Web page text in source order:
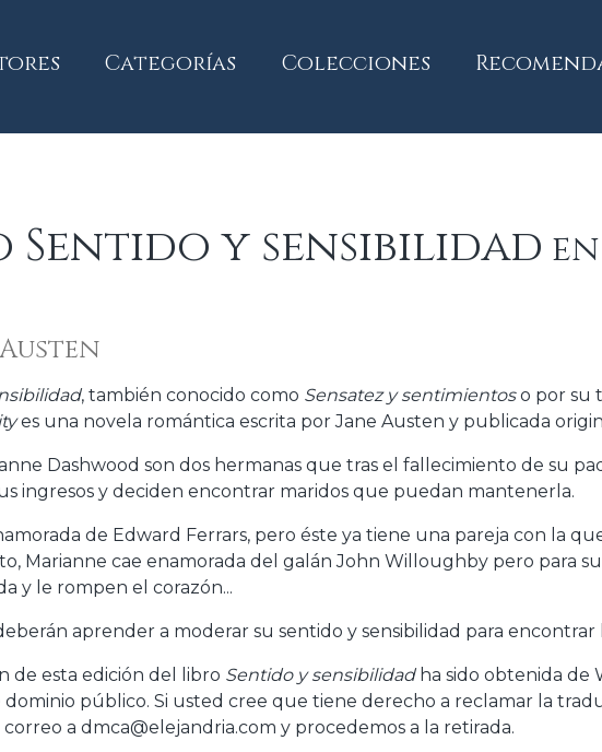
Categorías Colecciones
Sentido y sensibilidad en
, también conocido como Sensatez y sentimientoso por su
es una novela romántica escrita por Jane Austen y publicada
Dashwood son dos hermanas que tras el fallecimiento de su
ingresos y deciden encontrar maridos que puedan mantenerla.
de Edward Ferrars, pero éste ya tiene una pareja con la
Marianne cae enamorada del galán John Willoughby pero para
y le rompen el corazón...
aprender a moderar su sentido y sensibilidad para encontrar
de esta edición del libro Sentido y sensibilidadha sido obtenida de
dominio público. Si usted cree que tiene derecho a reclamar la
a dmca@elejandria.com y procedemos a la retirada.